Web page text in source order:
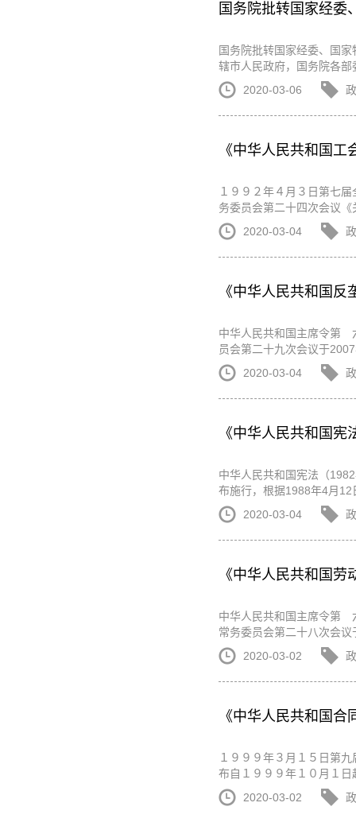
国务院批转国家经委
国务院批转国家经委、国
辖市人民政府，国务院各
2020-03-06
《中华人民共和国工
１９９２年４月３日第七
务委员会第二十四次会议
2020-03-04
《中华人民共和国反
中华人民共和国主席令第
员会第二十九次会议于
2020-03-04
《中华人民共和国宪
中华人民共和国宪法（
布施行，根据1988年4月
2020-03-04
《中华人民共和国劳
中华人民共和国主席令第
常务委员会第二十八次会
2020-03-02
《中华人民共和国合
１９９９年３月１５日第
布自１９９９年１０月１
2020-03-02